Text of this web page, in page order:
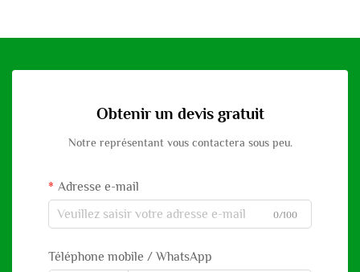
Obtenir un devis gratuit
Notre représentant vous contactera sous peu.
Adresse e-mail
0/100
Téléphone mobile / WhatsApp